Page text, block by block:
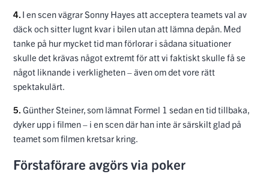
4. I en scen vägrar Sonny Hayes att acceptera teamets val av
däck och sitter lugnt kvar i bilen utan att lämna depån. Med
tanke på hur mycket tid man förlorar i sådana situationer
skulle det krävas något extremt för att vi faktiskt skulle få se
något liknande i verkligheten – även om det vore rätt
spektakulärt.
5. Günther Steiner, som lämnat Formel 1 sedan en tid tillbaka,
dyker upp i filmen – i en scen där han inte är särskilt glad på
teamet som filmen kretsar kring.
Förstaförare avgörs via poker